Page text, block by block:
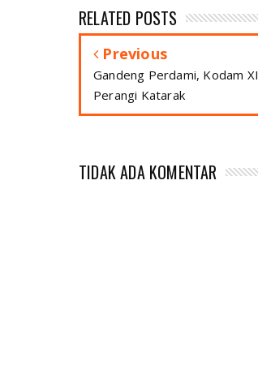
RELATED POSTS
Previous
Gandeng Perdami, Kodam
Perangi Katarak
TIDAK ADA KOMENTAR